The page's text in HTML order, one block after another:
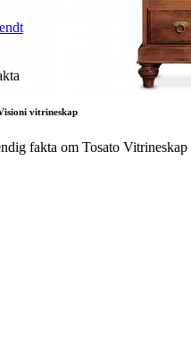
vitrineskap
fakta om Tosato